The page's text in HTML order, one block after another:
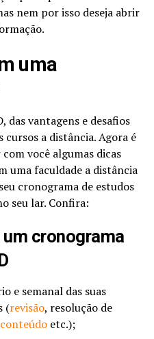
nem por isso deseja abrir
uma
das vantagens e desafios
a distância. Agora é
você algumas dicas
uma faculdade a distância
cronograma de estudos
seu lar. Confira:
cronograma
e semanal das suas
(revisão, resolução de
etc.);